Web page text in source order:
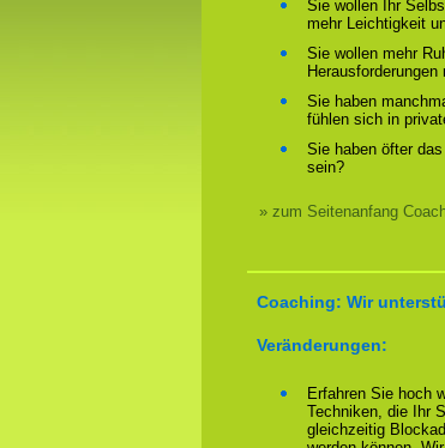
Sie wollen Ihr
mehr Leichtigkeit
Sie wollen mehr
Sie haben
fühlen sich in
Sie haben öfter
sein?
» zum Seitenanfang
Coaching: Wir
Veränderungen:
Erfahren Sie hoch
Techniken, die Ihr
gleichzeitig